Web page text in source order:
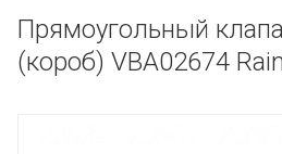
Прямоугольный
(короб) VBA02674